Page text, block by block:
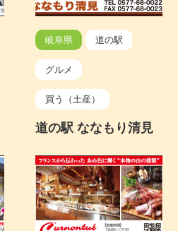
岐阜県 道の駅
グルメ
買う（土産）
道の駅 ななもり清見